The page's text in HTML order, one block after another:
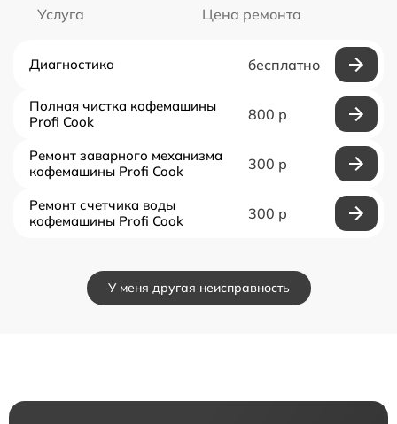
Услуга Цена ремонта
Диагностика бесплатно
Полная чистка кофемашины
Profi Cook
800 р
Ремонт заварного механизма
кофемашины Profi Cook
300 р
Ремонт счетчика воды
кофемашины Profi Cook
300 р
У меня другая неисправность